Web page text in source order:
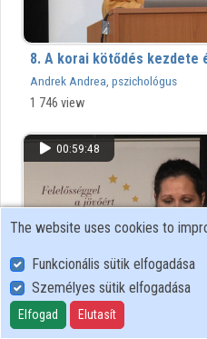
8. A korai kötődés kezdete
Andrek Andrea, pszichológus
1 746 view
00:59:48
The website uses cookies to
Funkcionális sütik elfogadása
Személyes sütik elfogadása
Elfogad Elutasít